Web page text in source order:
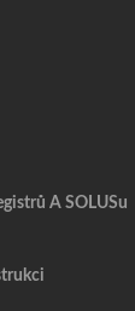
A SOLUSu